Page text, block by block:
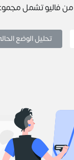
من فاليو تشمل
تحليل الوضع